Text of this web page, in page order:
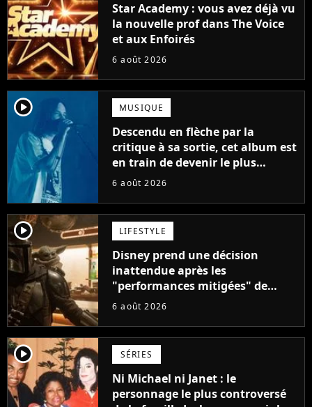
Star Academy : vous avez déjà vu
la nouvelle prof dans The Voice
et aux Enfoirés
6 août 2026
player2 MUSIQUE
Descendu en flèche par la
critique à sa sortie, cet album est
en train de devenir le plus
populaire de son auteur
6 août 2026
player2 LIFESTYLE
Disney prend une décision
inattendue après les
"performances mitigées" de
Vaiana et The Mandalorian &
6 août 2026
player2 SÉRIES
Ni Michael ni Janet : le
personnage le plus controversé